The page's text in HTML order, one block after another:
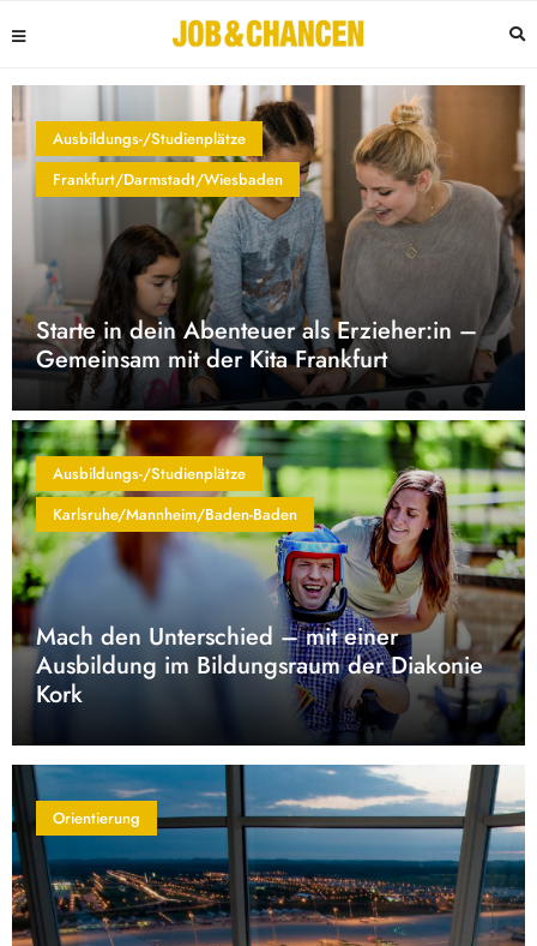
Ausbildungs-/Studienplätze
Frankfurt/Darmstadt/Wiesbaden
Starte in dein Abenteuer als Erzieher:in –
Gemeinsam mit der Kita Frankfurt
Ausbildungs-/Studienplätze
Karlsruhe/Mannheim/Baden-Baden
Mach den Unterschied – mit einer
Ausbildung im Bildungsraum der Diakonie
Kork
Orientierung